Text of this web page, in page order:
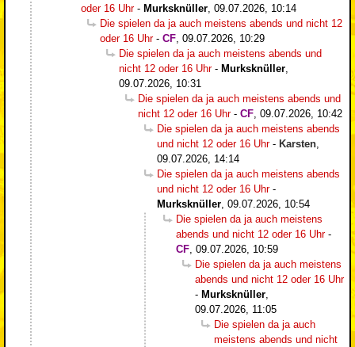
oder 16 Uhr- Murksknüller 09.07.2026, 10:14
Die spielen da ja auch meistens abends und nicht 12
oder 16 Uhr- CF 09.07.2026, 10:29
Die spielen da ja auch meistens abends und
nicht 12 oder 16 Uhr- Murksknüller
09.07.2026, 10:31
Die spielen da ja auch meistens abends und
nicht 12 oder 16 Uhr- CF 09.07.2026, 10:42
Die spielen da ja auch meistens abends
und nicht 12 oder 16 Uhr- Karsten
09.07.2026, 14:14
Die spielen da ja auch meistens abends
und nicht 12 oder 16 Uhr-
Murksknüller 09.07.2026, 10:54
Die spielen da ja auch meistens
abends und nicht 12 oder 16 Uhr-
CF 09.07.2026, 10:59
Die spielen da ja auch meistens
abends und nicht 12 oder 16 Uhr
- Murksknüller
09.07.2026, 11:05
Die spielen da ja auch
meistens abends und nicht